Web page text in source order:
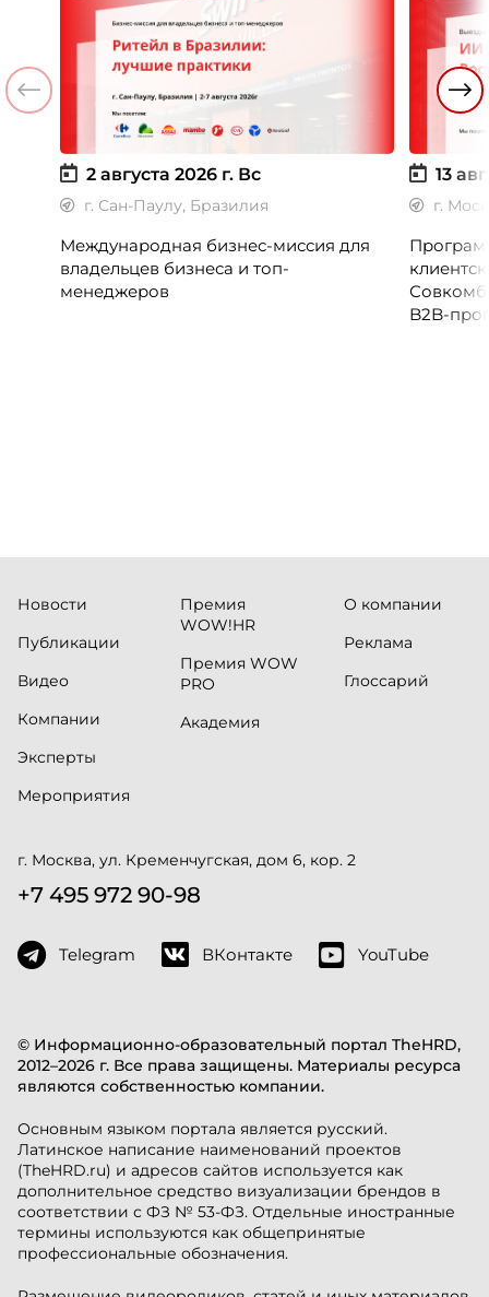
2 августа 2026 г. Вс
г. Сан-Паулу, Бразилия
Международная бизнес-миссия для
владельцев бизнеса и топ-
менеджеров
13
г.
B2B-
© Информационно-образовательный портал TheHRD,
2012–2026 г. Все права защищены. Материалы ресурса
являются собственностью компании.
Основным языком портала является русский.
Латинское написание наименований проектов
(TheHRD.ru) и адресов сайтов используется как
дополнительное средство визуализации брендов в
соответствии с ФЗ № 53-ФЗ. Отдельные иностранные
термины используются как общепринятые
профессиональные обозначения.
Новости
Публикации
Видео
Компании
Эксперты
Мероприятия
Премия
WOW!HR
Премия WOW
PRO
Академия
О компании
Реклама
Глоссарий
г. Москва, ул. Кременчугская, дом 6, кор. 2
+7 495 972 90-98
Telegram ВКонтакте YouTube